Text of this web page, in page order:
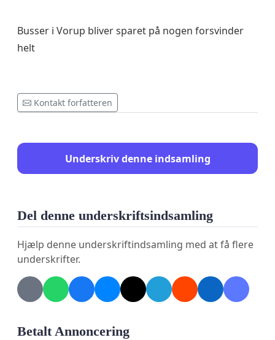
Busser i Vorup bliver sparet på nogen forsvinder
helt
Kontakt forfatteren
Underskriv denne indsamling
Del denne underskriftsindsamling
Hjælp denne underskriftindsamling med at få flere
underskrifter.
Betalt Annoncering